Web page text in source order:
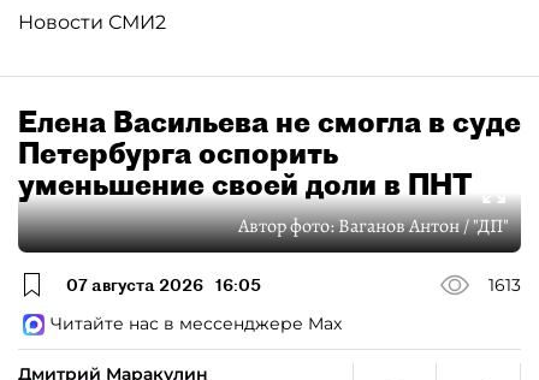
Новости СМИ2
Елена Васильева не смогла в суде
Петербурга оспорить
уменьшение своей доли в ПНТ
Автор фото:Ваганов Антон / "ДП"
07 августа 2026 16:05
1613
Читайте нас в мессенджере Max
Дмитрий Маракулин